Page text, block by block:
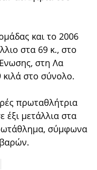
και το 2006
στα 69 κ., στο
στη Λα
στο σύνολο.
πρωταθλήτρια
έξι μετάλλια στα
σύμφωνα